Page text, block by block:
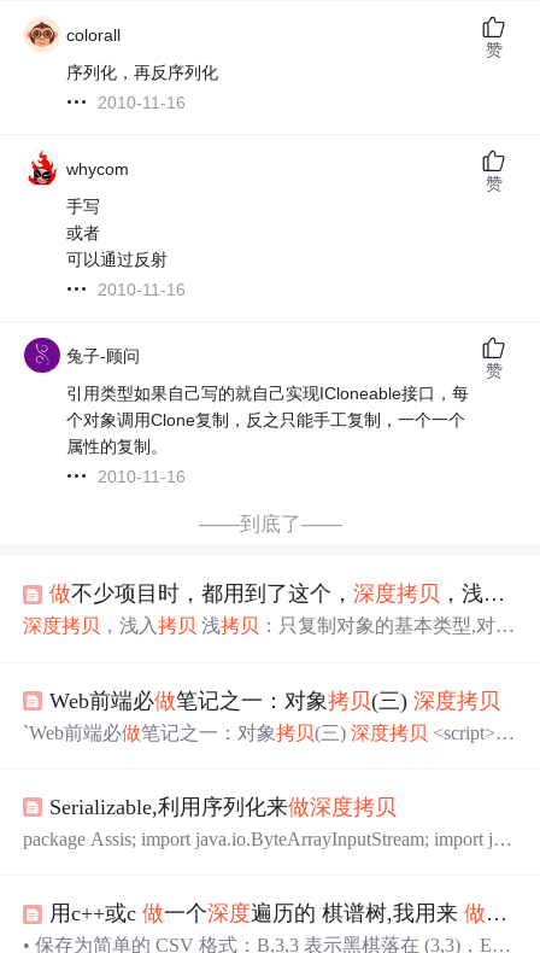
colorall
序列化，再反序列化
2010-11-16
赞
whycom
手写
或者
可以通过反射
2010-11-16
赞
兔子-顾问
引用类型如果自己写的就自己实现ICloneable接口，每
个对象调用Clone复制，反之只能手工复制，一个一个
属性的复制。
2010-11-16
赞
——到底了——
做不少项目时，都用到了这个，深度拷贝 ，浅入
深度拷贝 ，浅入拷贝 浅拷贝 ：只复制对象的基本类型,对象
拷贝与浅拷贝不同的是对于引用拷贝的处理，深拷贝将会
在新对象中创建和原有对象中对应值类型的字段并且赋
重的观察者模
Web前端必做笔记之一：对象拷贝(三)深度拷贝
`Web前端必做笔记之一：对象拷贝(三)深度拷贝 <script> //
拷贝。这就是浅拷贝和深拷贝 的区别 //在了解
前，我们需要知道递归 //什么是递归？ //简单来说自己调用
Serializable,利用序列化来做深度拷贝
package Assis; import java.io.ByteArrayInputStream; import jav
//... 用c++或c做一个深度遍历的 棋谱树,我用来做围棋
• 保存为简单的 CSV 格式：B,3,3 表示黑棋落在 (3,3)，EN